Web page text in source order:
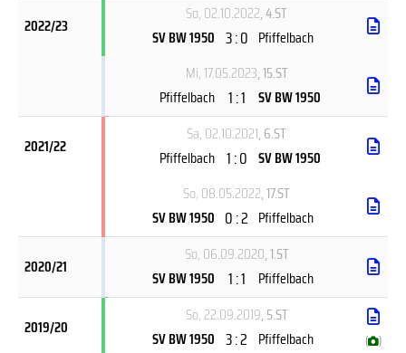
2022/23
So, 02.10.2022, 4.ST
SV BW 1950 3 : 0 Pfiffelbach
Mi, 17.05.2023, 15.ST
Pfiffelbach
1 : 1 SV BW 1950
2021/22
Sa, 02.10.2021, 6.ST
Pfiffelbach 1 : 0 SV BW 1950
So, 08.05.2022, 17.ST
SV BW 1950 0 : 2 Pfiffelbach
2020/21
So, 06.09.2020, 1.ST
SV BW 1950
1 : 1 Pfiffelbach
2019/20
So, 22.09.2019, 5.ST
SV BW 1950 3 : 2 Pfiffelbach ( )